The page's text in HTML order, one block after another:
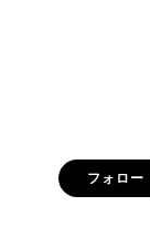
フォロー